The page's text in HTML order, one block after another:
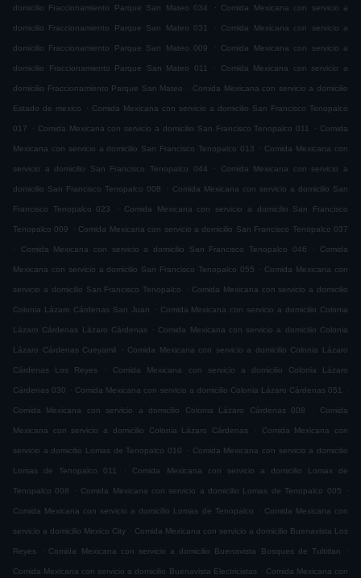
domicilio Fraccionamiento Parque San Mateo 034 . Comida Mexicana con servicio a
domicilio Fraccionamiento Parque San Mateo 031 . Comida Mexicana con servicio a
domicilio Fraccionamiento Parque San Mateo 009 . Comida Mexicana con servicio a
domicilio Fraccionamiento Parque San Mateo 011 . Comida Mexicana con servicio a
domicilio Fraccionamiento Parque San Mateo . Comida Mexicana con servicio a domicilio
Estado de mexico . Comida Mexicana con servicio a domicilio San Francisco Tenopalco
017 . Comida Mexicana con servicio a domicilio San Francisco Tenopalco 011 . Comida
Mexicana con servicio a domicilio San Francisco Tenopalco 013 . Comida Mexicana con
servicio a domicilio San Francisco Tenopalco 044 . Comida Mexicana con servicio a
domicilio San Francisco Tenopalco 008 . Comida Mexicana con servicio a domicilio San
Francisco Tenopalco 023 . Comida Mexicana con servicio a domicilio San Francisco
Tenopalco 009 . Comida Mexicana con servicio a domicilio San Francisco Tenopalco 037
.
Comida Mexicana con servicio a domicilio San Francisco Tenopalco 046 . Comida
Mexicana con servicio a domicilio San Francisco Tenopalco 055 . Comida Mexicana con
servicio a domicilio San Francisco Tenopalco . Comida Mexicana con servicio a domicilio
Colonia Lázaro Cárdenas San Juan . Comida Mexicana con servicio a domicilio Colonia
Lázaro Cárdenas Lázaro Cárdenas . Comida Mexicana con servicio a domicilio Colonia
Lázaro Cárdenas Cueyamil . Comida Mexicana con servicio a domicilio Colonia Lázaro
Cárdenas Los Reyes . Comida Mexicana con servicio a domicilio Colonia Lázaro
Cárdenas 030 . Comida Mexicana con servicio a domicilio Colonia Lázaro Cárdenas 051 .
Comida Mexicana con servicio a domicilio Colonia Lázaro Cárdenas 008 . Comida
Mexicana con servicio a domicilio Colonia Lázaro Cárdenas . Comida Mexicana con
servicio a domicilio Lomas de Tenopalco 010 . Comida Mexicana con servicio a domicilio
Lomas de Tenopalco 011 . Comida Mexicana con servicio a domicilio Lomas de
Tenopalco 008 . Comida Mexicana con servicio a domicilio Lomas de Tenopalco 005 .
Comida Mexicana con servicio a domicilio Lomas de Tenopalco . Comida Mexicana con
servicio a domicilio Mexico City . Comida Mexicana con servicio a domicilio Buenavista Los
Reyes . Comida Mexicana con servicio a domicilio Buenavista Bosques de Tultitlan .
Comida Mexicana con servicio a domicilio Buenavista Electricistas . Comida Mexicana con